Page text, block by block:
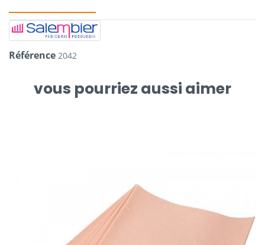
Référence 2042
vous pourriez aussi aimer